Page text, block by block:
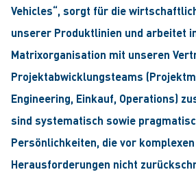
Vehicles“, sorgt für die
unserer Produktlinien und arbeitet
Matrixorganisation mit unseren
Projektabwicklungsteams
Engineering, Einkauf, Operations)
sind systematisch sowie
Persönlichkeiten, die vor komplexen
Herausforderungen nicht